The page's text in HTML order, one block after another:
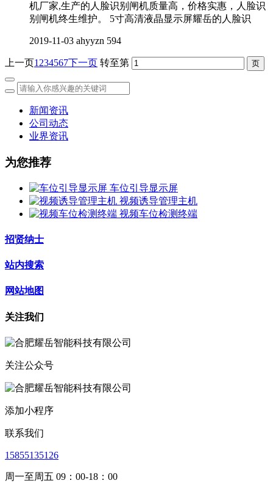
机厂家,生产的人脸识别闸机质量高，价格实惠，人脸识
别闸机终生维护。 5寸高清液晶显示屏耀岳的人脸识
2019-11-03 ahyyzn 594
上一页1 234567下一页 转至第
新闻资讯
公司动态
业界资讯
为您推荐
车位引导显示屏
视频诱导管理主机
视频车位检测终端
招贤纳士
站内搜索
网站地图
关注我们
关注公众号
添加小程序
联系我们
15855135126
周一至周五 09：00-18：00